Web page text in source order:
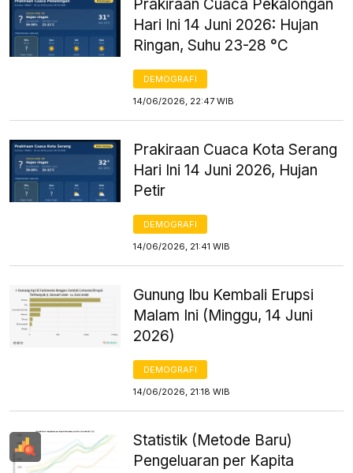
Prakiraan Cuaca Pekalongan
Hari Ini 14 Juni 2026: Hujan
Ringan, Suhu 23-28 °C
DEMOGRAFI
14/06/2026, 22:47 WIB
Prakiraan Cuaca Kota Serang
Hari Ini 14 Juni 2026, Hujan
Petir
DEMOGRAFI
14/06/2026, 21:41 WIB
Gunung Ibu Kembali Erupsi
Malam Ini (Minggu, 14 Juni
2026)
DEMOGRAFI
14/06/2026, 21:18 WIB
Statistik (Metode Baru)
Pengeluaran per Kapita